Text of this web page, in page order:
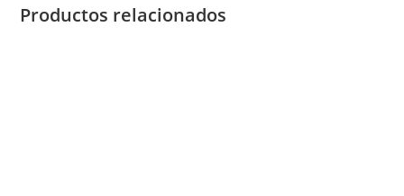
Productos relacionados